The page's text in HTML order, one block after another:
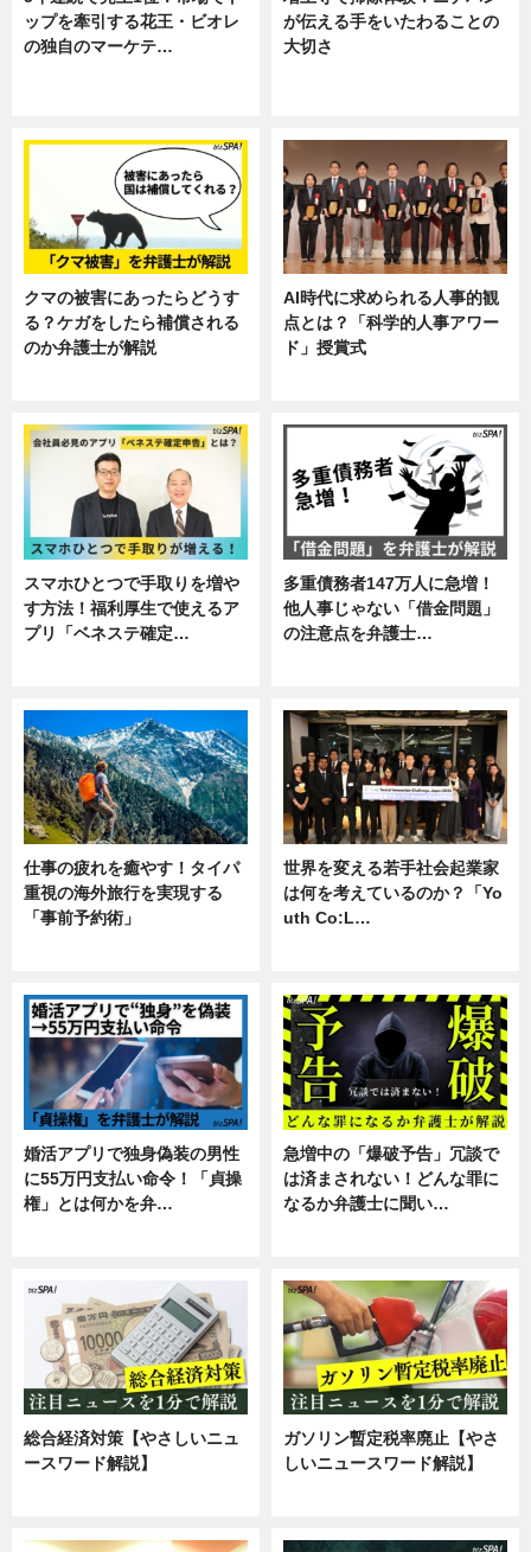
ップを牽引する花王・ビオレ
の独自のマーケテ…
が伝える手をいたわることの
大切さ
クマの被害にあったらどうす
る？ケガをしたら補償される
のか弁護士が解説
AI時代に求められる人事的観
点とは？「科学的人事アワー
ド」授賞式
スマホひとつで手取りを増や
す方法！福利厚生で使えるア
プリ「ベネステ確定…
多重債務者147万人に急増！
他人事じゃない「借金問題」
の注意点を弁護士…
仕事の疲れを癒やす！タイパ
重視の海外旅行を実現する
「事前予約術」
世界を変える若手社会起業家
は何を考えているのか？「Yo
uth Co:L…
婚活アプリで独身偽装の男性
に55万円支払い命令！「貞操
権」とは何かを弁…
急増中の「爆破予告」冗談で
は済まされない！どんな罪に
なるか弁護士に聞い…
総合経済対策【やさしいニュ
ースワード解説】
ガソリン暫定税率廃止【やさ
しいニュースワード解説】